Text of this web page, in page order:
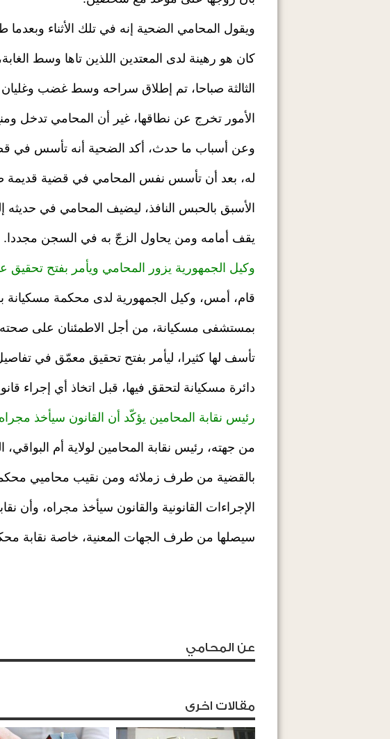
ويقول المحامي الضحية إنه في تلك الأثناء
كان هو رهينة لدى المعتدين اللذين تاها وسط
الثالثة صباحا، تم إطلاق سراحه وسط غضب
الأمور تخرج عن نطاقها، غير أن المحامي تدخل
وعن أسباب ما حدث، أكد الضحية أنه تأسس في
له، بعد أن تأسس نفس المحامي في قضية قديمة
الأسبق بالحبس النافذ، ليضيف المحامي في
يقف أمامه ومن يحاول الزجّ به في السجن مجددا.
وكيل الجمهورية يزور المحامي ويأمر بفتح تحقيق
قام، أمس، وكيل الجمهورية لدى محكمة مسكيانة
بمستشفى مسكيانة، من أجل الاطمئنان على
تأسف لها كثيرا، ليأمر بفتح تحقيق معمّق في
دائرة مسكيانة لتحقق فيها، قبل اتخاذ أي إجراء
رئيس نقابة المحامين يؤكّد أن القانون سيأخذ مجراه
من جهته، رئيس نقابة المحامين لولاية أم
بالقضية من طرف زملائه ومن نقيب محاميي
الإجراءات القانونية والقانون سيأخذ مجراه، وأن
سيصلها من طرف الجهات المعنية، خاصة نقابة
عن المحامي
مقالات اخرى